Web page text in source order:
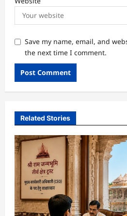
Save my name, email, and
the next time I comment.
Related Stories